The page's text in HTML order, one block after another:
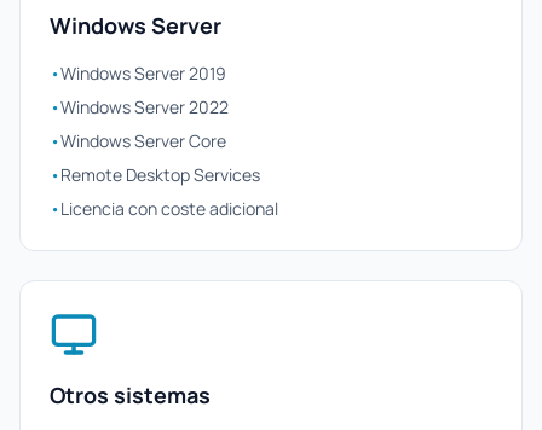
Windows Server
•Windows Server 2019
•Windows Server 2022
•Windows Server Core
•Remote Desktop Services
•Licencia con coste adicional
Otros sistemas